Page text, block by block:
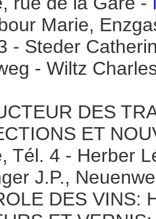
Marie,
- Steder
- Wiltz
DES
ET
Tél. 4 - Herber
J.P.,
DES VINS: